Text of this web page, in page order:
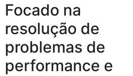
Focado na
resolução de
problemas de
performance e